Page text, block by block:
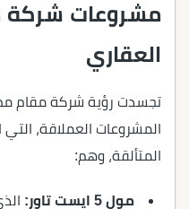
مشروعات شركة
العقاري
تجسدت رؤية شركة مقام
المشروعات العملاقة،
المتألقة، وهم:
مول 5 ايست تاور: